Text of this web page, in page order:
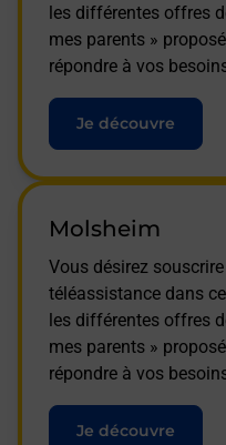
les différentes offres
mes parents »
répondre à vos
Je découvre
Molsheim
Vous désirez
téléassistance dans
les différentes offres
mes parents »
répondre à vos
Je découvre